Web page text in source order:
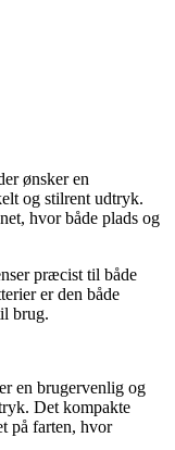
ønsker en
og stilrent udtryk.
hvor både plads og
præcist til både
er den både
brug.
en brugervenlig og
Det kompakte
på farten, hvor